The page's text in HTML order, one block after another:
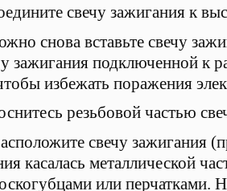
свечу зажигания к
снова вставьте свечу
зажигания подключенной к
избежать поражения
резьбовой частью
свечу зажигания
касалась металлической
или перчатками.